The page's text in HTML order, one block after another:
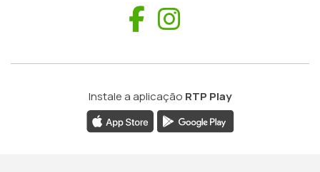
Facebook
Instale a aplicação RTP Play